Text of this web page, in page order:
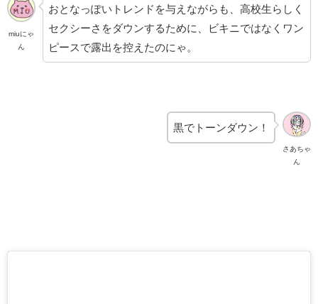
miuにゃ
ん
おとなっぽいトレンドを与えながらも、高校生らしく
セクシーさをダウンするために、ビキニではなくワン
ピースで露出を控えたのにゃ。
さあちゃ
ん
黒でトーンダウン！